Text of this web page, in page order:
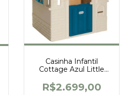
Casinha Infantil
Cottage Azul Little
R$2.699,00